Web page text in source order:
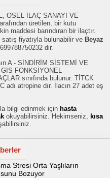
, OSEL İLAÇ SANAYİ VE
üretilen, bir kutu
maddesi barındıran bir ilaçtır.
fiyatıyla bulunabilir ve Beyaz
dir.
A - SİNDİRİM SİSTEMİ VE
FONKSİYONEL
sınıfında bulunur. TİTCK
adı atropine dır. İlacın 27 adet eş
bilgi edinmek için hasta
okuyabilirsiniz. Hekimseniz, kısa
Stresi Orta Yaşlıların
Bozuyor